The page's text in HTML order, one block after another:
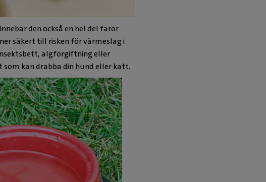
den också en hel del faror
säkert till risken för värmeslag i
algförgiftning eller
kan drabba din hund eller katt.